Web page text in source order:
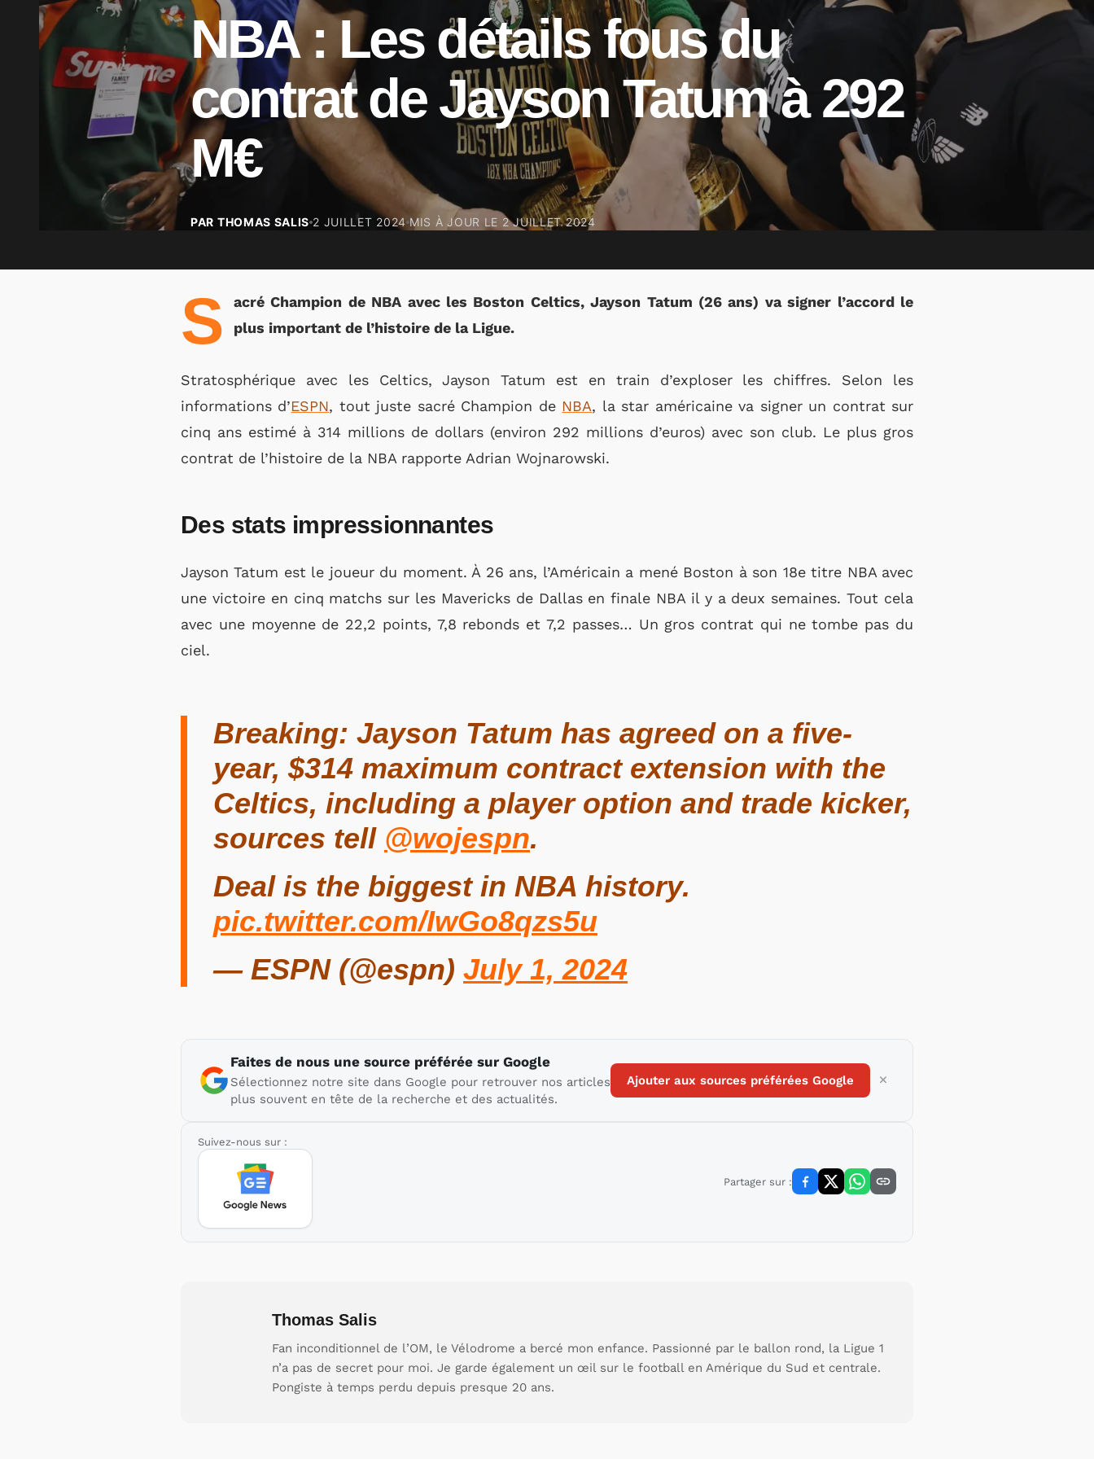
NBA : Les détails fous du
contrat de Jayson Tatum à 292
M€
PAR THOMAS SALIS 2 JUILLET 2024 MIS À JOUR LE 2 JUILLET 2024
S
acré Champion de NBA avec les Boston Celtics, Jayson Tatum (26 ans) va signer l’accord le
plus important de l’histoire de la Ligue.
Stratosphérique avec les Celtics, Jayson Tatum est en train d’exploser les chiffres. Selon les
informations d’ESPN, tout juste sacré Champion de NBA, la star américaine va signer un contrat sur
cinq ans estimé à 314 millions de dollars (environ 292 millions d’euros) avec son club. Le plus gros
contrat de l’histoire de la NBA rapporte Adrian Wojnarowski.
Des stats impressionnantes
Jayson Tatum est le joueur du moment. À 26 ans, l’Américain a mené Boston à son 18e titre NBA avec
une victoire en cinq matchs sur les Mavericks de Dallas en finale NBA il y a deux semaines. Tout cela
avec une moyenne de 22,2 points, 7,8 rebonds et 7,2 passes… Un gros contrat qui ne tombe pas du
ciel.
Breaking: Jayson Tatum has agreed on a five-
year, $314 maximum contract extension with the
Celtics, including a player option and trade kicker,
sources tell @wojespn.
Deal is the biggest in NBA history.
pic.twitter.com/IwGo8qzs5u
— ESPN (@espn) July 1, 2024
Faites de nous une source préférée sur Google
Sélectionnez notre site dans Google pour retrouver nos articles
plus souvent en tête de la recherche et des actualités.
Ajouter aux sources préférées Google
Suivez-nous sur :
Partager sur :
Thomas Salis
Fan inconditionnel de l’OM, le Vélodrome a bercé mon enfance. Passionné par le ballon rond, la Ligue 1
n’a pas de secret pour moi. Je garde également un œil sur le football en Amérique du Sud et centrale.
Pongiste à temps perdu depuis presque 20 ans.